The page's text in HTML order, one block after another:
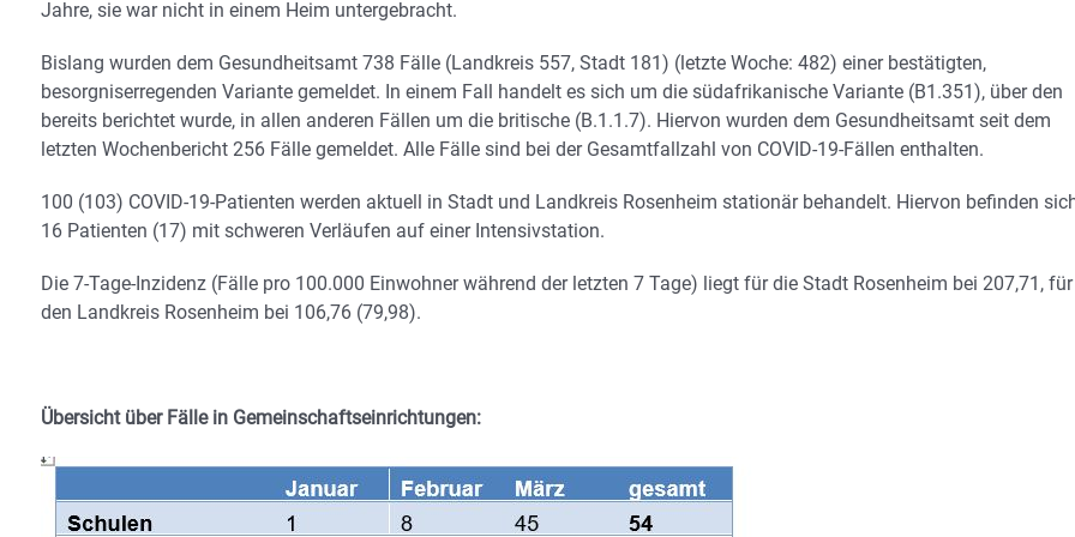
Jahre, sie war nicht in einem Heim untergebracht.
Bislang wurden dem Gesundheitsamt 738 Fälle (Landkreis 557, Stadt 181) (letzte Woche: 482) einer bestätigten,
besorgniserregenden Variante gemeldet. In einem Fall handelt es sich um die südafrikanische Variante (B1.351), über den
bereits berichtet wurde, in allen anderen Fällen um die britische (B.1.1.7). Hiervon wurden dem Gesundheitsamt seit dem
letzten Wochenbericht 256 Fälle gemeldet. Alle Fälle sind bei der Gesamtfallzahl von COVID-19-Fällen enthalten.
100 (103) COVID-19-Patienten werden aktuell in Stadt und Landkreis Rosenheim stationär behandelt. Hiervon befinden
16 Patienten (17) mit schweren Verläufen auf einer Intensivstation.
Die 7-Tage-Inzidenz (Fälle pro 100.000 Einwohner während der letzten 7 Tage) liegt für die Stadt Rosenheim bei 207,71, für
den Landkreis Rosenheim bei 106,76 (79,98).
Übersicht über Fälle in Gemeinschaftseinrichtungen: